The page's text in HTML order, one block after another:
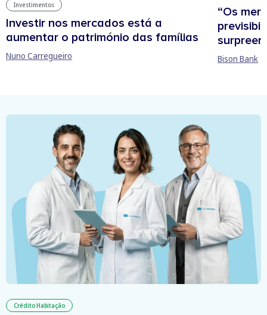
Investimentos
Investir nos mercados está a
aumentar o património das famílias
Nuno Carregueiro
“Os
Bison Bank
Crédito Habitação